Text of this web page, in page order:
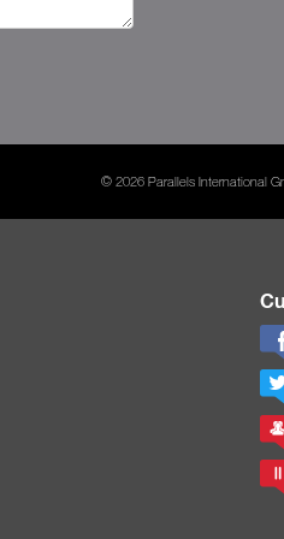
© 2026 Parallels International